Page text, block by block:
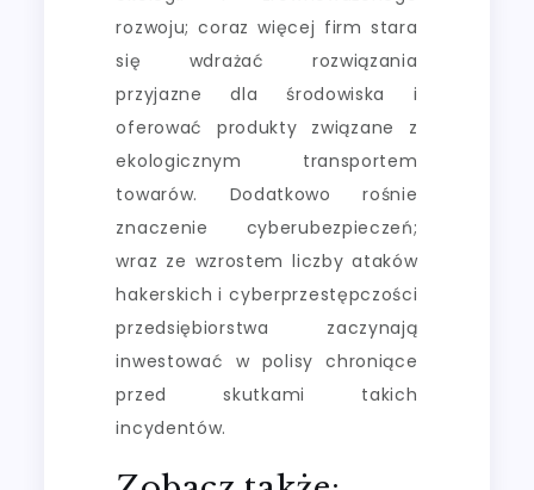
rozwoju; coraz więcej firm stara
się wdrażać rozwiązania
przyjazne dla środowiska i
oferować produkty związane z
ekologicznym transportem
towarów. Dodatkowo rośnie
znaczenie cyberubezpieczeń;
wraz ze wzrostem liczby ataków
hakerskich i cyberprzestępczości
przedsiębiorstwa zaczynają
inwestować w polisy chroniące
przed skutkami takich
incydentów.